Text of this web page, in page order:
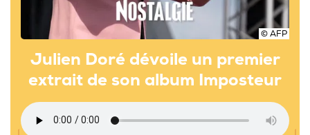
© AFP
Julien Doré dévoile un premier
extrait de son album Imposteur